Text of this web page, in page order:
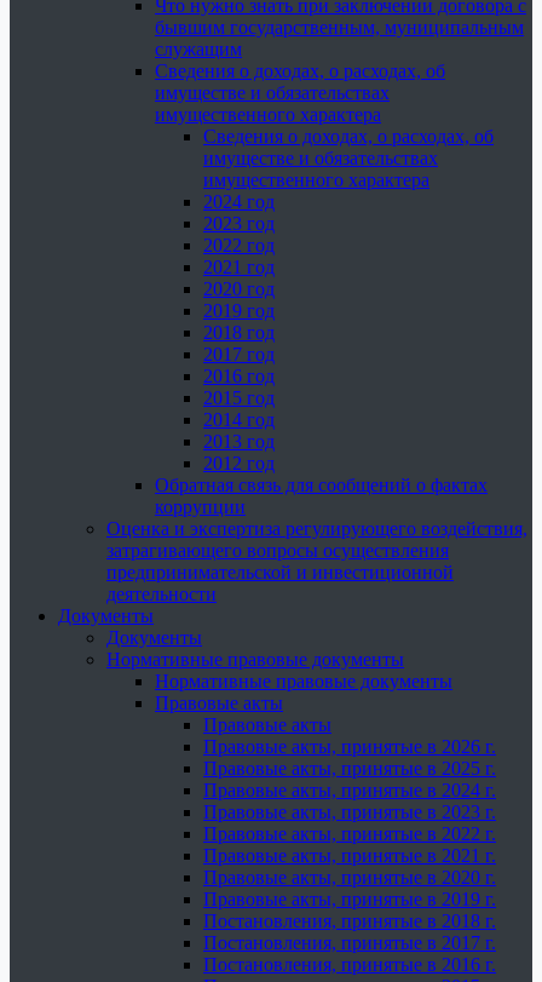
Что нужно знать при заключении договора с
бывшим государственным, муниципальным
служащим
Сведения о доходах, о расходах, об
имуществе и обязательствах
имущественного характера
Сведения о доходах, о расходах, об
имуществе и обязательствах
имущественного характера
2024 год
2023 год
2022 год
2021 год
2020 год
2019 год
2018 год
2017 год
2016 год
2015 год
2014 год
2013 год
2012 год
Обратная связь для сообщений о фактах
коррупции
Оценка и экспертиза регулирующего воздействия,
затрагивающего вопросы осуществления
предпринимательской и инвестиционной
деятельности
Документы
Документы
Нормативные правовые документы
Нормативные правовые документы
Правовые акты
Правовые акты
Правовые акты, принятые в 2026 г.
Правовые акты, принятые в 2025 г.
Правовые акты, принятые в 2024 г.
Правовые акты, принятые в 2023 г.
Правовые акты, принятые в 2022 г.
Правовые акты, принятые в 2021 г.
Правовые акты, принятые в 2020 г.
Правовые акты, принятые в 2019 г.
Постановления, принятые в 2018 г.
Постановления, принятые в 2017 г.
Постановления, принятые в 2016 г.